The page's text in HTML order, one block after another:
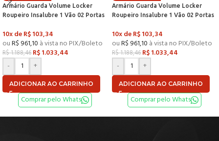
Armário Guarda Volume Locker
Roupeiro Insalubre 1 Vão 02 Portas
Cinza e Azul Dali – Pandin
10x deR$103,34
ouR$ 961,10 à vista no PIX/Boleto
R$1.188,46 R$1.033,44
-
+
ADICIONAR AO CARRINHO
Comprar pelo Whats
Armário Guarda Volume Locker
Roupeiro Insalubre 1 Vão 02 Portas
Cinza e Laranja Picasso – P
10x deR$103,34
ouR$ 961,10 à vista no PIX/Boleto
R$1.188,46 R$1.033,44
-
+
ADICIONAR AO CARRINHO
Comprar pelo Whats